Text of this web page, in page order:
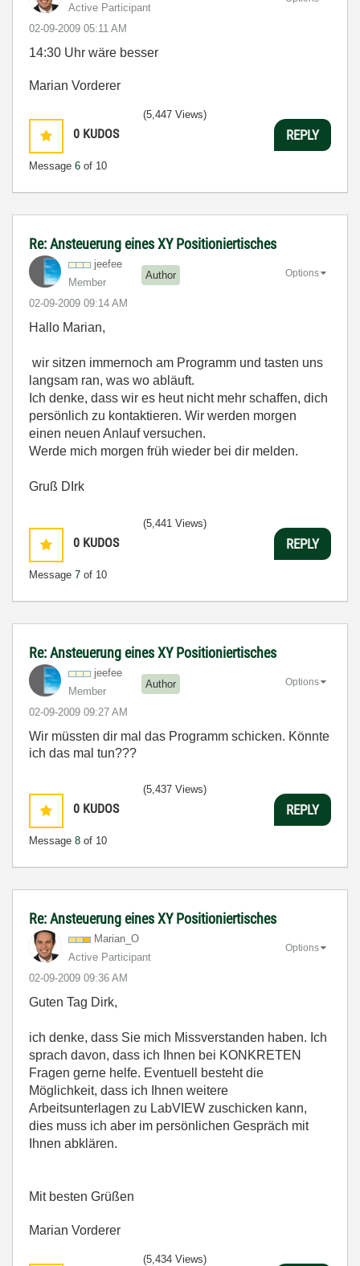
Active Participant
‎02-09-2009 05:11 AM
14:30 Uhr wäre besser
Marian Vorderer
0 KUDOS
Message 6 of 10
(5,447 Views)
REPLY
Re: Ansteuerung eines XY Positioniertisches
jeefee
Member
Author
‎02-09-2009 09:14 AM
Options
Hallo Marian,
wir sitzen immernoch am Programm und tasten uns
langsam ran, was wo abläuft.
Ich denke, dass wir es heut nicht mehr schaffen, dich
persönlich zu kontaktieren. Wir werden morgen
einen neuen Anlauf versuchen.
Werde mich morgen früh wieder bei dir melden.
Gruß DIrk
0 KUDOS
Message 7 of 10
(5,441 Views)
REPLY
Re: Ansteuerung eines XY Positioniertisches
jeefee
Member
Author
‎02-09-2009 09:27 AM
Options
Wir müssten dir mal das Programm schicken. Könnte
ich das mal tun???
0 KUDOS
Message 8 of 10
(5,437 Views)
REPLY
Re: Ansteuerung eines XY Positioniertisches
Marian_O
Active Participant
‎02-09-2009 09:36 AM
Options
Guten Tag Dirk,
ich denke, dass Sie mich Missverstanden haben. Ich
sprach davon, dass ich Ihnen bei KONKRETEN
Fragen gerne helfe. Eventuell besteht die
Möglichkeit, dass ich Ihnen weitere
Arbeitsunterlagen zu LabVIEW zuschicken kann,
dies muss ich aber im persönlichen Gespräch mit
Ihnen abklären.
Mit besten Grüßen
Marian Vorderer
(5,434 Views)